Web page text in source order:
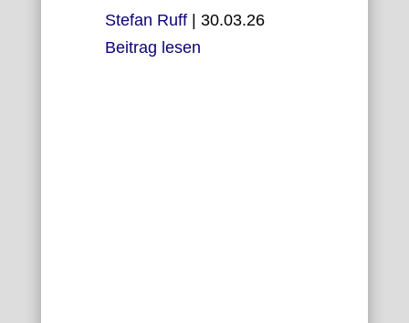
Stefan Ruff
30.03.26
Beitrag lesen